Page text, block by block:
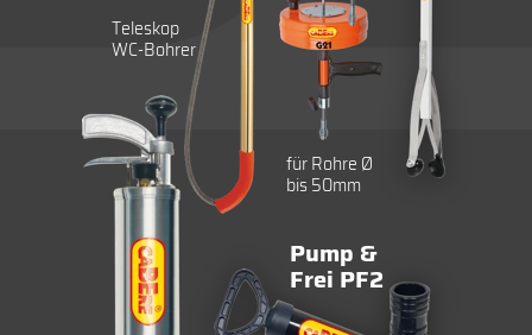
für Rohre Ø
bis 50mm
Pump &
Frei PF2
Teleskop
WC-Bohrer